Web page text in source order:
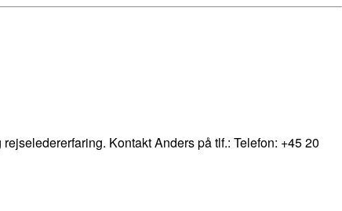
Kontakt Anders på tlf.: Telefon: +45 20